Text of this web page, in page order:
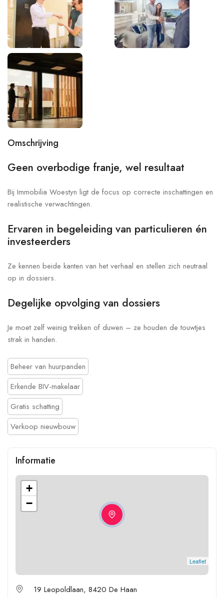
Omschrijving
Geen overbodige franje, wel resultaat
Bij Immobilia Woestyn ligt de focus op correcte inschattingen en
realistische verwachtingen.
Ervaren in begeleiding van particulieren én
investeerders
Ze kennen beide kanten van het verhaal en stellen zich neutraal
op in dossiers.
Degelijke opvolging van dossiers
Je moet zelf weinig trekken of duwen – ze houden de touwtjes
strak in handen.
Beheer van huurpanden
Erkende BIV-makelaar
Gratis schatting
Verkoop nieuwbouw
Informatie
+
−
Leaflet
19 Leopoldlaan, 8420 De Haan